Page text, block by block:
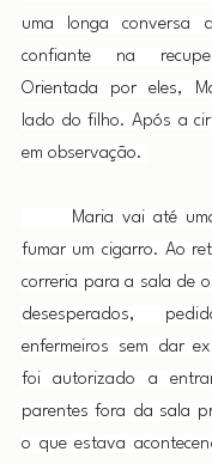
uma longa conversa
confiante na
Orientada por eles,
lado do filho. Após a
em observação.
Maria vai até uma
fumar um cigarro. Ao
correria para a sala de
desesperados,
enfermeiros sem dar
foi autorizado a
parentes fora da sala
o que estava